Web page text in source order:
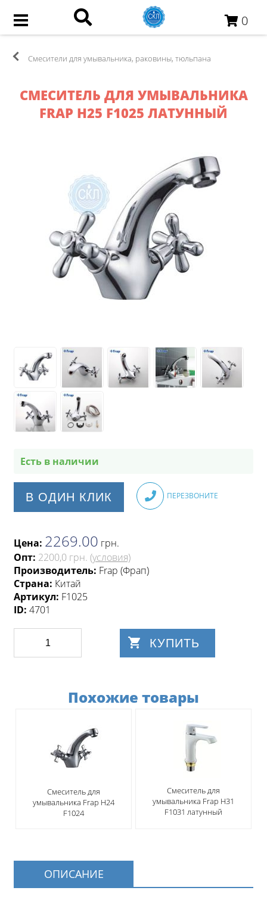
0
Смесители для умывальника, раковины, тюльпана
СМЕСИТЕЛЬ ДЛЯ УМЫВАЛЬНИКА
FRAP H25 F1025 ЛАТУННЫЙ
Есть в наличии
В ОДИН КЛИК ПЕРЕЗВОНИТЕ
Цена: 2269.00 грн.
Опт: 2200,0 грн. (условия)
Производитель: Frap (Фрап)
Страна: Китай
Артикул: F1025
ID: 4701
КУПИТЬ
Похожие товары
Смеситель для
умывальника Frap H24
F1024
Смеситель для
умывальника Frap H31
F1031 латунный
ОПИСАНИЕ